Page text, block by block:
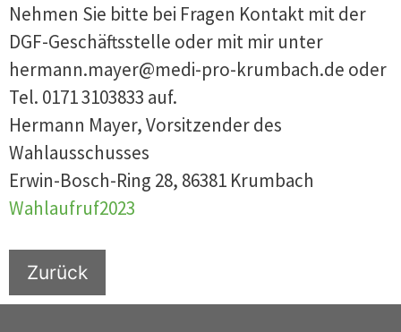
Nehmen Sie bitte bei Fragen Kontakt mit der
DGF-Geschäftsstelle oder mit mir unter
hermann.mayer@medi-pro-krumbach.de oder
Tel. 0171 3103833 auf.
Hermann Mayer, Vorsitzender des
Wahlausschusses
Erwin-Bosch-Ring 28, 86381 Krumbach
Wahlaufruf2023
Zurück